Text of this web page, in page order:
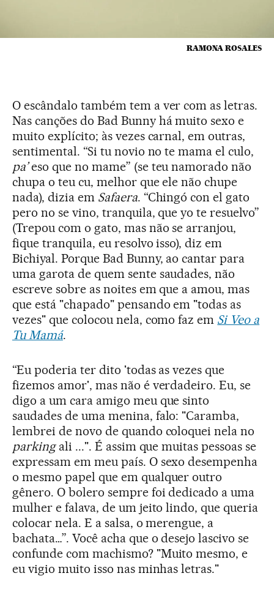
RAMONA ROSALES
O escândalo também tem a ver com as letras.
Nas canções do Bad Bunny há muito sexo e
muito explícito; às vezes carnal, em outras,
sentimental. “Si tu novio no te mama el culo,
pa’eso que no mame” (se teu namorado não
chupa o teu cu, melhor que ele não chupe
nada), dizia em Safaera. “Chingó con el gato
pero no se vino, tranquila, que yo te resuelvo”
(Trepou com o gato, mas não se arranjou,
fique tranquila, eu resolvo isso), diz em
Bichiyal. Porque Bad Bunny, ao cantar para
uma garota de quem sente saudades, não
escreve sobre as noites em que a amou, mas
que está "chapado" pensando em "todas as
vezes" que colocou nela, como faz em Si Veo a
Tu Mamá.
“Eu poderia ter dito 'todas as vezes que
fizemos amor', mas não é verdadeiro. Eu, se
digo a um cara amigo meu que sinto
saudades de uma menina, falo: "Caramba,
lembrei de novo de quando coloquei nela no
parkingali ...". É assim que muitas pessoas se
expressam em meu país. O sexo desempenha
o mesmo papel que em qualquer outro
gênero. O bolero sempre foi dedicado a uma
mulher e falava, de um jeito lindo, que queria
colocar nela. E a salsa, o merengue, a
bachata…”. Você acha que o desejo lascivo se
confunde com machismo? "Muito mesmo, e
eu vigio muito isso nas minhas letras."